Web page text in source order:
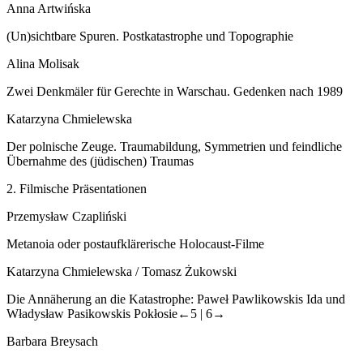
Anna Artwińska
(Un)sichtbare Spuren. Postkatastrophe und Topographie
Alina Molisak
Zwei Denkmäler für Gerechte in Warschau. Gedenken nach 1989
Katarzyna Chmielewska
Der polnische Zeuge. Traumabildung, Symmetrien und feindliche
Übernahme des (jüdischen) Traumas
2. Filmische Präsentationen
Przemysław Czapliński
Metanoia oder postaufklärerische Holocaust-Filme
Katarzyna Chmielewska / Tomasz Żukowski
Die Annäherung an die Katastrophe: Paweł Pawlikowskis Ida und
Władysław Pasikowskis Pokłosie←5 | 6→
Barbara Breysach